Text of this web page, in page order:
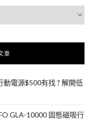
章
電源$500有找 ? 解開低
GLA-10000 固態磁吸行